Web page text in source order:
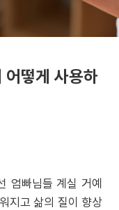
어떻게 사용하
엄빠님들 계실 거예
지고 삶의 질이 향상